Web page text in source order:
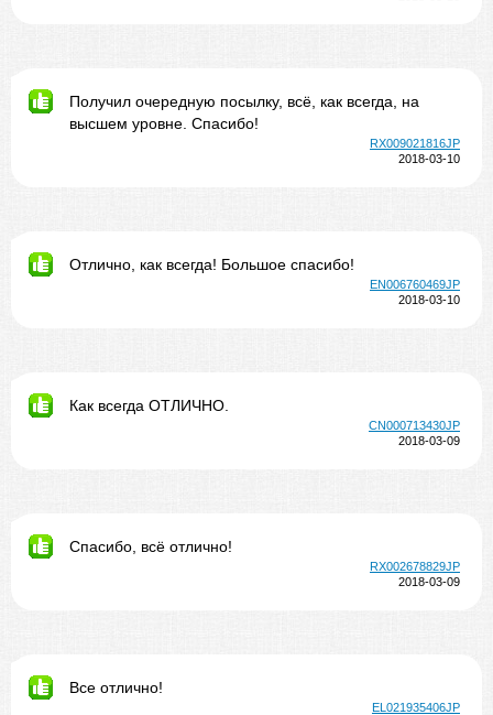
Получил очередную посылку, всё, как всегда, на
высшем уровне. Спасибо!
RX009021816JP
2018-03-10
Отлично, как всегда! Большое спасибо!
EN006760469JP
2018-03-10
Как всегда ОТЛИЧНО.
CN000713430JP
2018-03-09
Спасибо, всё отлично!
RX002678829JP
2018-03-09
Все отлично!
EL021935406JP